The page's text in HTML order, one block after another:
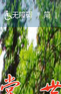
无障碍 | 简 |